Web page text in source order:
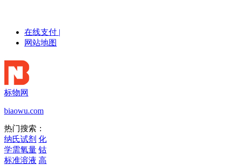
在线支付 |
网站地图
标物网
biaowu.com
热门搜索：
纳氏试剂 化
学需氧量 钴
标准溶液 高